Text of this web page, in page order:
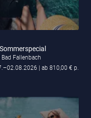
Bad Fallenbach
| ab 810,00 € p.